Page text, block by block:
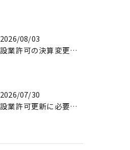
2026/08/03
建設業許可の決算変更届遅延ペナルティ対策
2026/07/30
建設業許可更新に必要な書類と手続きの全解説